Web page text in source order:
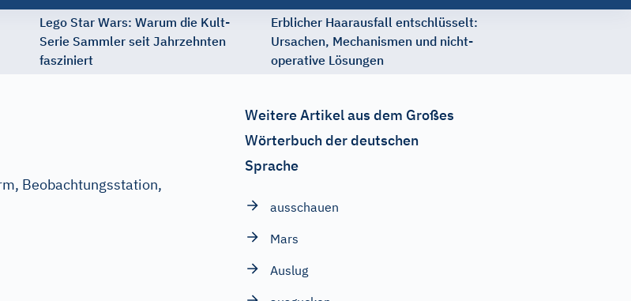
Lego Star Wars: Warum die Kult-
Serie Sammler seit Jahrzehnten
fasziniert
Erblicher Haarausfall entschlüsselt:
Ursachen, Mechanismen und nicht-
operative Lösungen
Beobachtungsstation,
Weitere Artikel aus dem Großes
Wörterbuch der deutschen
Sprache
ausschauen
Mars
Auslug